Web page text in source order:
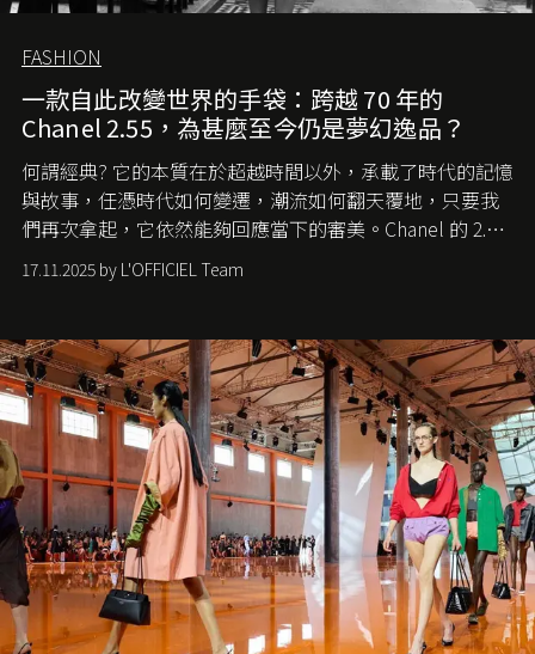
FASHION
一款自此改變世界的手袋：跨越 70 年的
Chanel 2.55，為甚麼至今仍是夢幻逸品？
何謂經典? 它的本質在於超越時間以外，承載了時代的記憶
與故事，任憑時代如何變遷，潮流如何翻天覆地，只要我
們再次拿起，它依然能夠回應當下的審美。Chanel 的 2.55
手袋更是這樣存在，自問世至今，一直有着舉足輕重的地
位。如果說每個女生的第一個夢想手袋是 Chanel，那 2.55
愛它的雋永與優雅。那麼這個手袋是怎麼誕生的呢？又為
甚麼取名叫 2.55 ？今天就由《L'Officiel HK》帶你穿越流金
歲月，回顧 2.55 的誕生故事。
17.11.2025 by L'OFFICIEL Team